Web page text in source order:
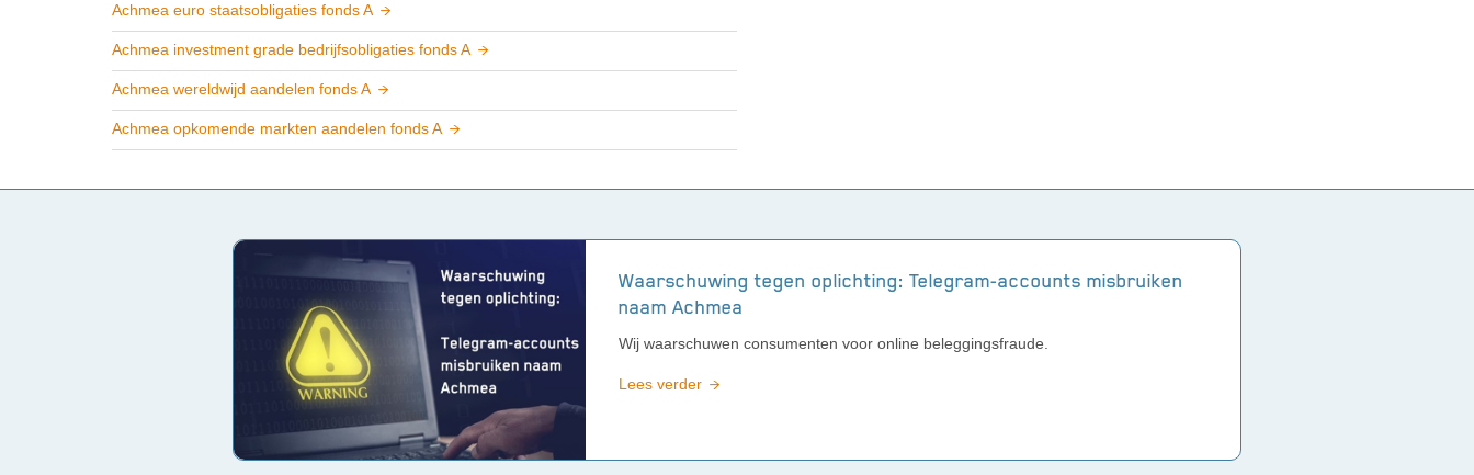
Achmea euro staatsobligaties fonds A
Achmea investment grade bedrijfsobligaties fonds A
Achmea wereldwijd aandelen fonds A
Achmea opkomende markten aandelen fonds A
Waarschuwing tegen oplichting: Telegram-accounts misbruiken
naam Achmea
Wij waarschuwen consumenten voor online beleggingsfraude.
Lees verder